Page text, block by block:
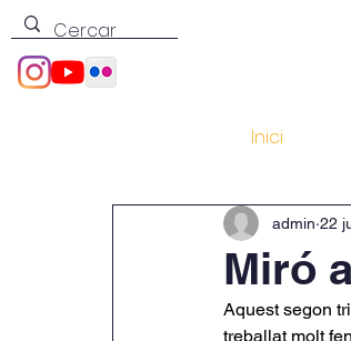
Inici
Miró
admin 22
Aquest segon
treballat molt